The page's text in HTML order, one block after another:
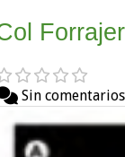
Sin comentarios